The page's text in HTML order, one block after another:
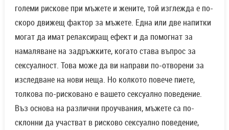
големи рискове при мъжете и жените, той изглежда е по-
скоро движещ фактор за мъжете. Една или две напитки
могат да имат релаксиращ ефект и да помогнат за
намаляване на задръжките, когато става въпрос за
сексуалност. Това може да ви направи по-отворени за
изследване на нови неща. Но колкото повече пиете,
толкова по-рисковано е вашето сексуално поведение.
Въз основа на различни проучвания, мъжете са по-
склонни да участват в рисково сексуално поведение,